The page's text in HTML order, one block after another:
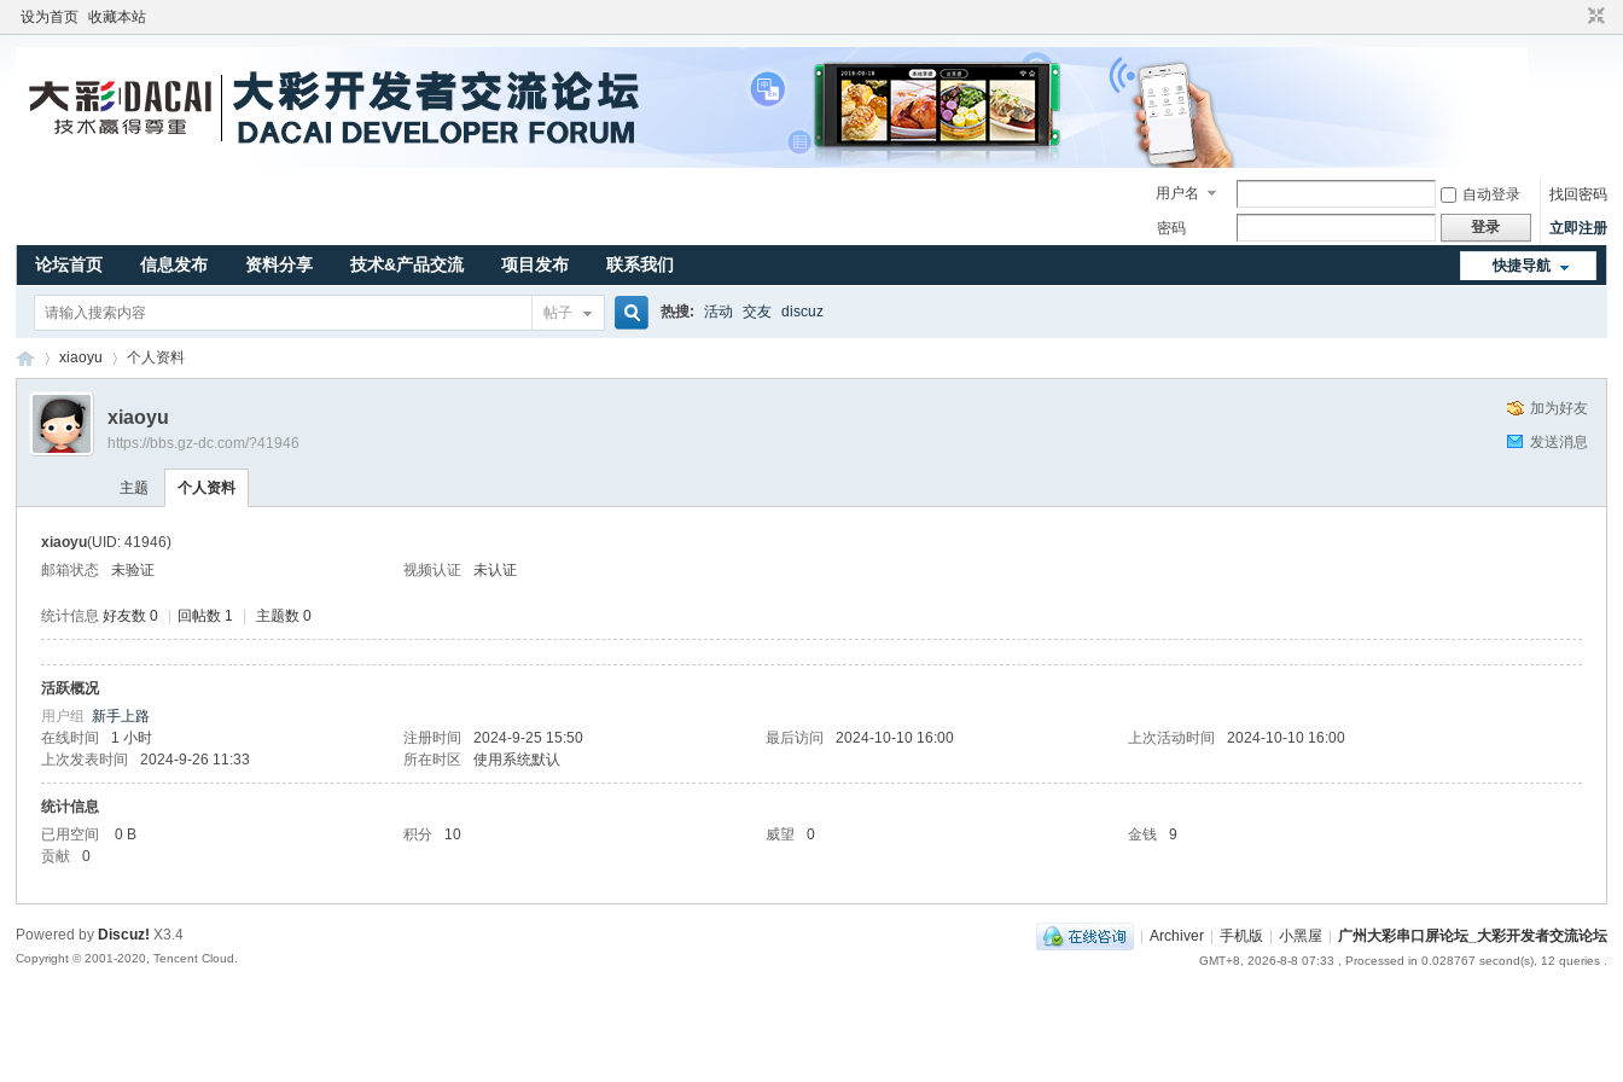
设为首页 收藏本站
用户名 自动登录
找回密码
密码
登录 立即注册
快捷导航
论坛首页 信息发布 资料分享 技术&产品交流 项目发布 联系我们
帖子 热搜: 活动 交友 discuz
大
›
xiaoyu 个人资料
加为好友
发送消息
xiaoyu
https://bbs.gz-dc.com/?41946
主题 个人资料
xiaoyu(UID: 41946)
邮箱状态
未验证 视频认证 未认证
统计信息 好友数 0 回帖数 1 主题数 0
活跃概况
用户组新手上路
在线时间
1 小时 注册时间 2024-9-25 15:50 最后访问 2024-10-10 16:00 上次活动时间
2024-10-10 16:00
上次发表时间
2024-9-26 11:33 所在时区 使用系统默认
统计信息
已用空间
0 B 积分 10 威望 0 金钱
9
贡献
0
| Archiver | 手机版 | 小黑屋 | 广州大彩串口屏论坛_大彩开发者交流论坛
GMT+8, 2026-8-8 07:33 , Processed in 0.028767 second(s), 12 queries .
Powered by Discuz! X3.4
Copyright © 2001-2020, Tencent Cloud.